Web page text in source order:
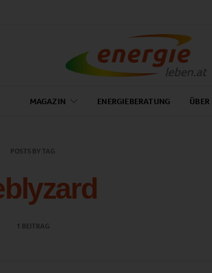
MAGAZIN ENERGIEBERATUNG ÜBER
POSTS BY TAG
1 BEITRAG